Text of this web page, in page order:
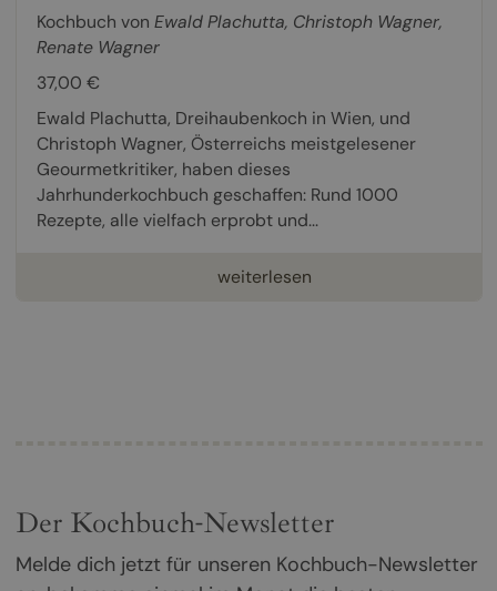
Kochbuch von Ewald Plachutta, Christoph Wagner,
Renate Wagner
37,00 €
Ewald Plachutta, Dreihaubenkoch in Wien, und
Christoph Wagner, Österreichs meistgelesener
Geourmetkritiker, haben dieses
Jahrhunderkochbuch geschaffen: Rund 1000
Rezepte, alle vielfach erprobt und...
weiterlesen
Der Kochbuch-Newsletter
Melde dich jetzt für unseren Kochbuch-Newsletter